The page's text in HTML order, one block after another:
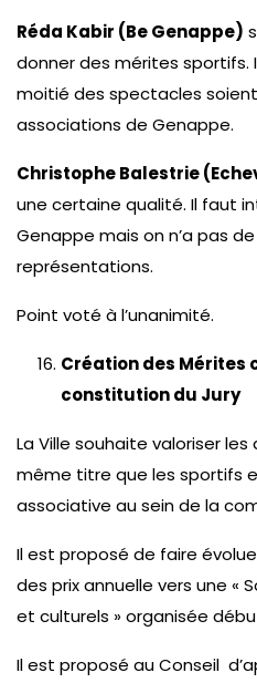
Réda Kabir (Be Genappe)
donner des mérites sportifs.
moitié des spectacles
associations de Genappe.
Christophe Balestrie
une certaine qualité. Il faut
Genappe mais on n’a pas
représentations.
Point voté à l’unanimité.
Création des Mérites
constitution du Jury
La Ville souhaite valoriser
même titre que les sportifs
associative au sein de la
Il est proposé de faire
des prix annuelle vers une «
et culturels » organisée
Il est proposé au Conseil